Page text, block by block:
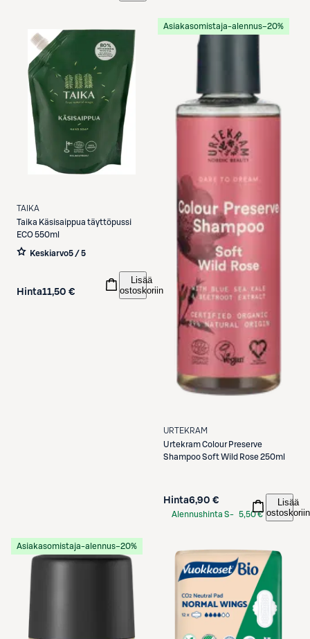
TAIKA
Taika Käsisaippua täyttöpussi
ECO 550ml
Keskiarvo5 / 5
Hinta11,50 €
Lisää
ostoskoriin
Asiakasomistaja-alennus−20%
URTEKRAM
UrtekramColour Preserve
Shampoo Soft Wild Rose 250ml
Hinta6,90 €
Alennushinta S- 5,50 €
Lisää
ostoskoriin
Asiakasomistaja-alennus−20%